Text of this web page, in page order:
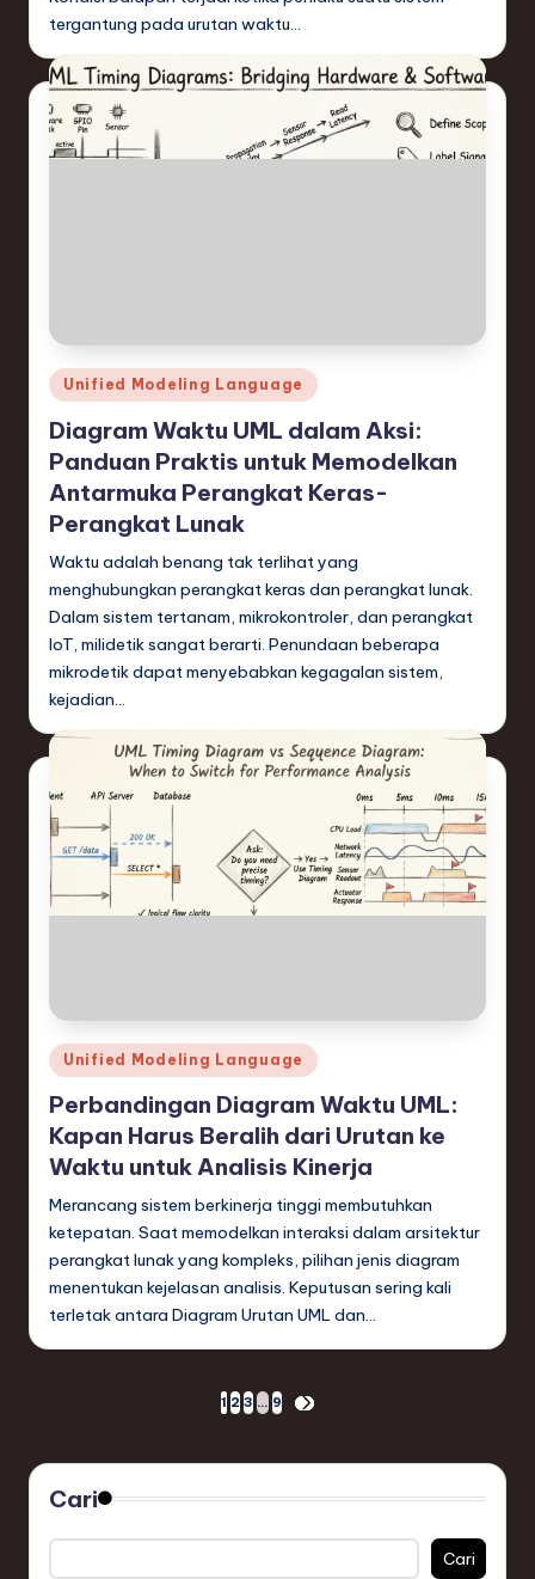
tergantung pada urutan waktu…
Posted
in
Unified Modeling Language
Diagram Waktu UML dalam Aksi:
Panduan Praktis untuk Memodelkan
Antarmuka Perangkat Keras-
Perangkat Lunak
Waktu adalah benang tak terlihat yang
menghubungkan perangkat keras dan perangkat lunak.
Dalam sistem tertanam, mikrokontroler, dan perangkat
IoT, milidetik sangat berarti. Penundaan beberapa
mikrodetik dapat menyebabkan kegagalan sistem,
kejadian…
Posted
in
Unified Modeling Language
Perbandingan Diagram Waktu UML:
Kapan Harus Beralih dari Urutan ke
Waktu untuk Analisis Kinerja
Merancang sistem berkinerja tinggi membutuhkan
ketepatan. Saat memodelkan interaksi dalam arsitektur
perangkat lunak yang kompleks, pilihan jenis diagram
menentukan kejelasan analisis. Keputusan sering kali
terletak antara Diagram Urutan UML dan…
pos
1 2 3 … 9
NEXT
Cari
Cari